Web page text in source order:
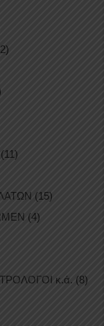
(11)
(15)
(4)
κ.ά. (8)